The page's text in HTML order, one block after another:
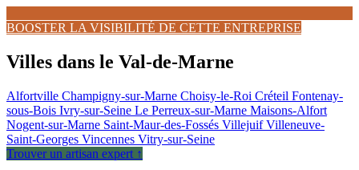
BOOSTER LA VISIBILITÉ DE CETTE ENTREPRISE
Villes dans le Val-de-Marne
Alfortville Champigny-sur-Marne Choisy-le-Roi Créteil Fontenay-
sous-Bois Ivry-sur-Seine Le Perreux-sur-Marne Maisons-Alfort
Nogent-sur-Marne Saint-Maur-des-Fossés VillejuifVilleneuve-
Saint-Georges Vincennes Vitry-sur-Seine
Trouver un artisan expert ↑